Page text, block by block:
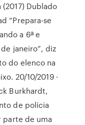
Dublado
“Prepara-se
a 6ª e
janeiro”, diz
do elenco na
20/10/2019 ·
Burkhardt,
de polícia
parte de uma